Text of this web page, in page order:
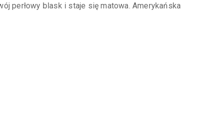
perłowy blask i staje się matowa. Amerykańska